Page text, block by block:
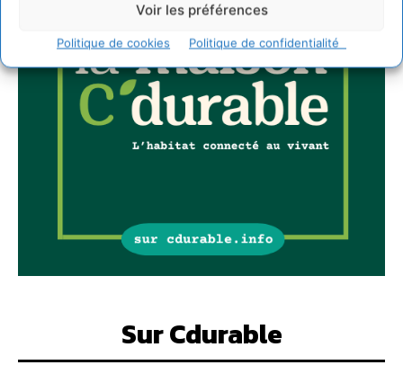
Voir les préférences
Politique de cookies Politique de confidentialité
Sur Cdurable